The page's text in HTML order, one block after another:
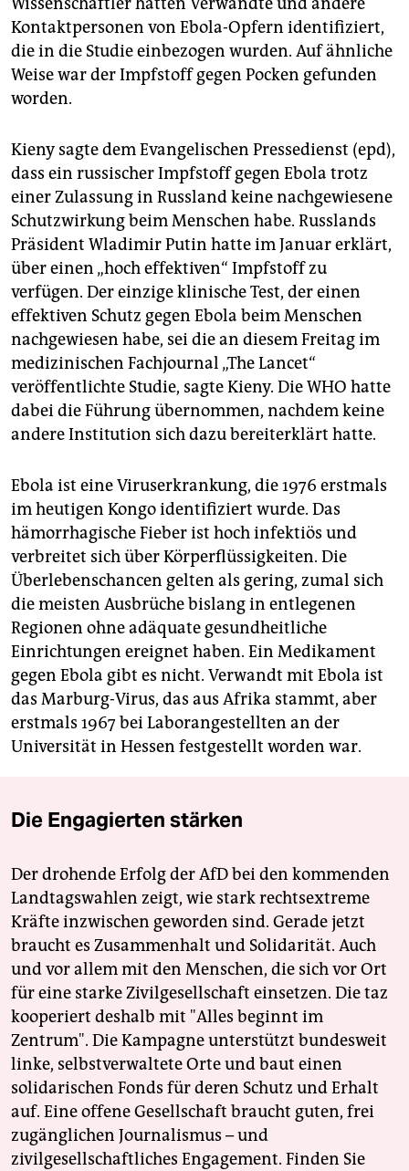
Kontaktpersonen von Ebola-Opfern identifiziert,
die in die Studie einbezogen wurden. Auf ähnliche
Weise war der Impfstoff gegen Pocken gefunden
worden.
Kieny sagte dem Evangelischen Pressedienst (epd),
dass ein russischer Impfstoff gegen Ebola trotz
einer Zulassung in Russland keine nachgewiesene
Schutzwirkung beim Menschen habe. Russlands
Präsident Wladimir Putin hatte im Januar erklärt,
über einen „hoch effektiven“ Impfstoff zu
verfügen. Der einzige klinische Test, der einen
effektiven Schutz gegen Ebola beim Menschen
nachgewiesen habe, sei die an diesem Freitag im
medizinischen Fachjournal „The Lancet“
veröffentlichte Studie, sagte Kieny. Die WHO hatte
dabei die Führung übernommen, nachdem keine
andere Institution sich dazu bereiterklärt hatte.
Ebola ist eine Viruserkrankung, die 1976 erstmals
im heutigen Kongo identifiziert wurde. Das
hämorrhagische Fieber ist hoch infektiös und
verbreitet sich über Körperflüssigkeiten. Die
Überlebenschancen gelten als gering, zumal sich
die meisten Ausbrüche bislang in entlegenen
Regionen ohne adäquate gesundheitliche
Einrichtungen ereignet haben. Ein Medikament
gegen Ebola gibt es nicht. Verwandt mit Ebola ist
das Marburg-Virus, das aus Afrika stammt, aber
erstmals 1967 bei Laborangestellten an der
Universität in Hessen festgestellt worden war.
Die Engagierten stärken
Der drohende Erfolg der AfD bei den kommenden
Landtagswahlen zeigt, wie stark rechtsextreme
Kräfte inzwischen geworden sind. Gerade jetzt
braucht es Zusammenhalt und Solidarität. Auch
und vor allem mit den Menschen, die sich vor Ort
für eine starke Zivilgesellschaft einsetzen. Die taz
kooperiert deshalb mit "Alles beginnt im
Zentrum". Die Kampagne unterstützt bundesweit
linke, selbstverwaltete Orte und baut einen
solidarischen Fonds für deren Schutz und Erhalt
auf. Eine offene Gesellschaft braucht guten, frei
zugänglichen Journalismus – und
zivilgesellschaftliches Engagement. Finden Sie